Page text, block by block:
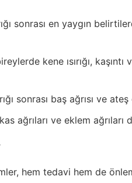
sonrası en yaygın
kene ısırığı,
sonrası baş ağrısı ve
ağrıları ve eklem ağrıları
hem tedavi hem de